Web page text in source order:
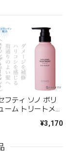
フティ ソノ ボリ
ーム トリートメン
¥3,170